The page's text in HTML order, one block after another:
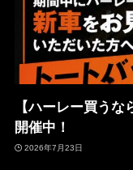
【ハーレー買う
開催中！
2026年7月23日